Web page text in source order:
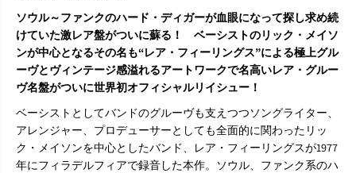
S
『
T
h
e
I
n
e
r
D
S
『
T
e
I
e
r
D
ソウル～ファンクのハード・ディガーが血眼になって探し求め続
けていた激レア盤がついに蘇る！ ベーシストのリック・メイソ
ンが中心となるその名も“レア・フィーリングス”による極上グル
ーヴとヴィンテージ感溢れるアートワークで名高いレア・グルー
ヴ名盤がついに世界初オフィシャルリイシュー！
ベーシストとしてバンドのグルーヴも支えつつソングライター、
アレンジャー、プロデューサーとしても全面的に関わったリッ
ク・メイソンを中心としたバンド、レア・フィーリングスが1977
年にフィラデルフィアで録音した本作。ソウル、ファンク系のハ